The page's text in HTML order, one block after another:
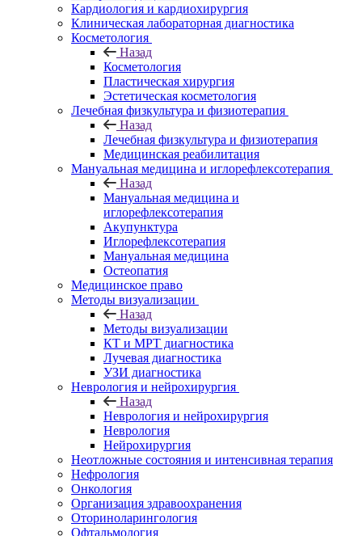
Кардиология и кардиохирургия
Клиническая лабораторная диагностика
Косметология
Назад
Косметология
Пластическая хирургия
Эстетическая косметология
Лечебная физкультура и физиотерапия
Назад
Лечебная физкультура и физиотерапия
Медицинская реабилитация
Мануальная медицина и иглорефлексотерапия
Назад
Мануальная медицина и
иглорефлексотерапия
Акупунктура
Иглорефлексотерапия
Мануальная медицина
Остеопатия
Медицинское право
Методы визуализации
Назад
Методы визуализации
КТ и МРТ диагностика
Лучевая диагностика
УЗИ диагностика
Неврология и нейрохирургия
Назад
Неврология и нейрохирургия
Неврология
Нейрохирургия
Неотложные состояния и интенсивная терапия
Нефрология
Онкология
Организация здравоохранения
Оториноларингология
Офтальмология